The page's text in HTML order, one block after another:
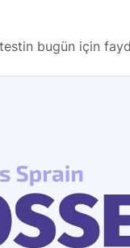
bugün için